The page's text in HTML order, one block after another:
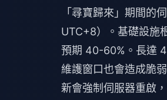
「尋寶歸來」期間的
UTC+8）。基礎設施
預期 40-60%。長達
維護窗口也會造成脆
新會強制伺服器重啟